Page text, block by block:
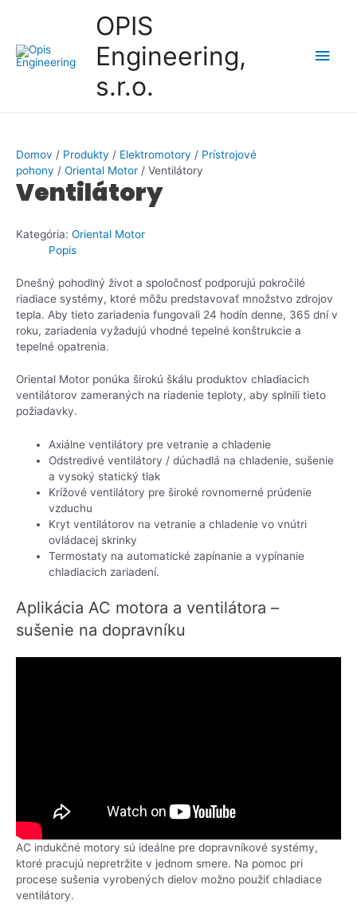
OPIS
Engineering,
s.r.o.
Domov / Produkty / Elektromotory / Prístrojové
pohony / Oriental Motor / Ventilátory
Ventilátory
Kategória: Oriental Motor
Popis
Dnešný pohodlný život a spoločnosť podporujú pokročilé
riadiace systémy, ktoré môžu predstavovať množstvo zdrojov
tepla. Aby tieto zariadenia fungovali 24 hodín denne, 365 dní v
roku, zariadenia vyžadujú vhodné tepelné konštrukcie a
tepelné opatrenia.
Oriental Motor ponúka širokú škálu produktov chladiacich
ventilátorov zameraných na riadenie teploty, aby splnili tieto
požiadavky.
Axiálne ventilátory pre vetranie a chladenie
Odstredivé ventilátory / dúchadlá na chladenie, sušenie
a vysoký statický tlak
Krížové ventilátory pre široké rovnomerné prúdenie
vzduchu
Kryt ventilátorov na vetranie a chladenie vo vnútri
ovládacej skrinky
Termostaty na automatické zapínanie a vypínanie
chladiacich zariadení.
Aplikácia AC motora a ventilátora –
sušenie na dopravníku
AC indukčné motory sú ideálne pre dopravníkové systémy,
ktoré pracujú nepretržite v jednom smere. Na pomoc pri
procese sušenia vyrobených dielov možno použiť chladiace
ventilátory.